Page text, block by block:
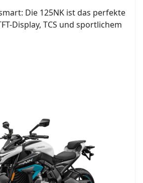
Die 125NK ist das perfekte
Display, TCS und sportlichem